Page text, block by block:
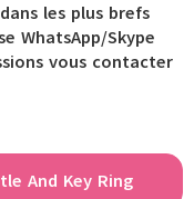
les plus brefs
WhatsApp/Skype
vous contacter